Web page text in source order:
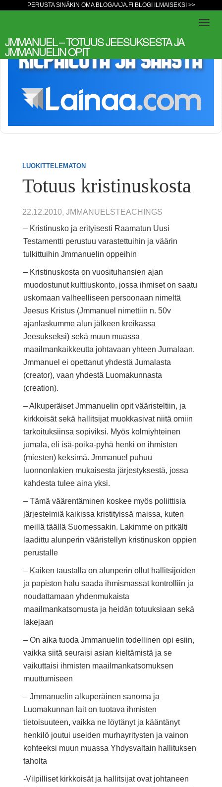
PERUSTA SINÄKIN OMA BLOGAAJA.FI BLOGI ILMAISEKSI >>
JMMANUEL – TOTUUS JEESUKSESTA JA
JMMANUELIN OPIT
LUOKITTELEMATON
Totuus kristinuskosta
22.12.2010, JMMANUELSTEACHINGS
– Kristinusko ja erityisesti Raamatun Uusi
Testamentti perustuu varastettuihin ja väärin
tulkittuihin Jmmanuelin oppeihin
– Kristinuskosta on vuosituhansien ajan
muodostunut kulttiuskonto, jossa ihmiset on saatu
uskomaan valheelliseen persoonaan nimeltä
Jeesus Kristus (Jmmanuel nimettiin n. 50v
ajanlaskumme alun jälkeen kreikassa
Jeesukseksi) sekä muun muassa
maailmankaikkeutta johtavaan yhteen Jumalaan.
Jmmanuel ei opettanut yhdestä Jumalasta
(creator), vaan yhdestä Luomakunnasta
(creation).
– Alkuperäiset Jmmanuelin opit vääristeltiin, ja
kirkkoisät sekä hallitsijat muokkasivat niitä omiin
tarkoituksiinsa sopiviksi. Myös kolmiyhteinen
jumala, eli isä-poika-pyhä henki on ihmisten
(miesten) keksimä. Jmmanuel puhuu
luonnonlakien mukaisesta järjestyksestä, jossa
kahdesta tulee aina yksi.
– Tämä väärentäminen koskee myös poliittisia
järjestelmiä kaikissa kristityissä maissa, kuten
meillä täällä Suomessakin. Lakimme on pitkälti
laadittu alunperin vääristellyn kristinuskon oppien
perustalle
– Kaiken taustalla on alunperin ollut hallitsijoiden
ja papiston halu saada ihmismassat kontrolliin ja
noudattamaan yhdenmukaista
maailmankatsomusta ja heidän totuuksiaan sekä
lakejaan
– On aika tuoda Jmmanuelin todellinen opi esiin,
vaikka siitä seuraisi asian kieltämistä ja se
vaikuttaisi ihmisten maailmankatsomuksen
muuttumiseen
– Jmmanuelin alkuperäinen sanoma ja
Luomakunnan lait on tuotava ihmisten
tietoisuuteen, vaikka ne löytänyt ja kääntänyt
henkilö joutui useiden murhayritysten ja vainon
kohteeksi muun muassa Yhdysvaltain hallituksen
taholta
-Vilpilliset kirkkoisät ja hallitsijat ovat johtaneen